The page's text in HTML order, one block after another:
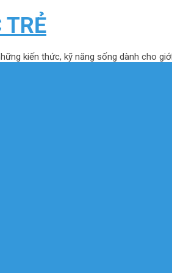
kiến thức, kỹ năng sống dành cho